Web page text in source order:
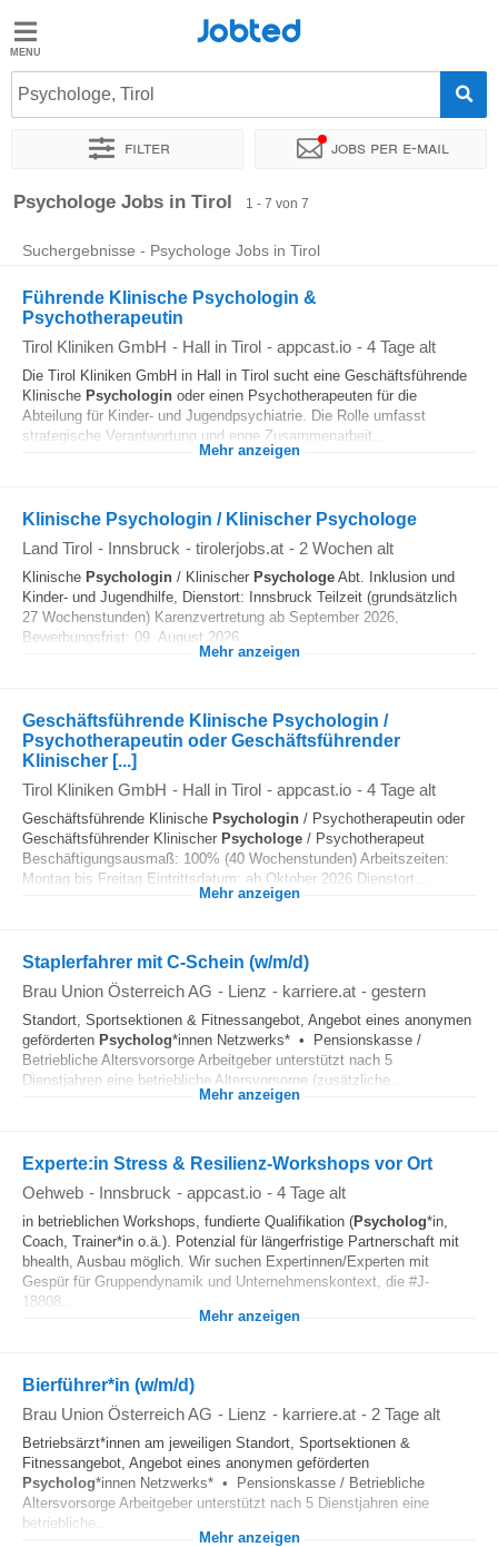
Jobted
Jobs
Jobted
Psychologe, Tirol
Filter Jobs per e-mail
Sortieren nach Unternehmen Zeitintensität
Psychologe Jobs in Tirol 1 - 7 von 7
Suchergebnisse - Psychologe Jobs in Tirol
Führende Klinische Psychologin &
Psychotherapeutin
Tirol Kliniken GmbH - Hall in Tirol - appcast.io - 4 Tage alt
Die Tirol Kliniken GmbH in Hall in Tirol sucht eine Geschäftsführende
Klinische Psychologin oder einen Psychotherapeuten für die
Abteilung für Kinder- und Jugendpsychiatrie. Die Rolle umfasst
strategische Verantwortung und enge Zusammenarbeit...
Mehr anzeigen
Klinische Psychologin / Klinischer Psychologe
Land Tirol - Innsbruck - tirolerjobs.at - 2 Wochen alt
Klinische Psychologin / Klinischer Psychologe Abt. Inklusion und
Kinder- und Jugendhilfe, Dienstort: Innsbruck Teilzeit (grundsätzlich
27 Wochenstunden) Karenzvertretung ab September 2026,
Bewerbungsfrist: 09. August 2026...
Mehr anzeigen
Geschäftsführende Klinische Psychologin /
Psychotherapeutin oder Geschäftsführender
Klinischer [...]
Tirol Kliniken GmbH - Hall in Tirol - appcast.io - 4 Tage alt
Geschäftsführende Klinische Psychologin / Psychotherapeutin oder
Geschäftsführender Klinischer Psychologe / Psychotherapeut
Beschäftigungsausmaß: 100% (40 Wochenstunden) Arbeitszeiten:
Montag bis Freitag Eintrittsdatum: ab Oktober 2026 Dienstort...
Mehr anzeigen
Staplerfahrer mit C-Schein (w/m/d)
Brau Union Österreich AG - Lienz - karriere.at - gestern
Standort, Sportsektionen & Fitnessangebot, Angebot eines anonymen
geförderten Psycholog*innen Netzwerks* • Pensionskasse /
Betriebliche Altersvorsorge Arbeitgeber unterstützt nach 5
Dienstjahren eine betriebliche Altersvorsorge (zusätzliche...
Mehr anzeigen
Experte:in Stress & Resilienz-Workshops vor Ort
Oehweb - Innsbruck - appcast.io - 4 Tage alt
in betrieblichen Workshops, fundierte Qualifikation (Psycholog*in,
Coach, Trainer*in o.ä.). Potenzial für längerfristige Partnerschaft mit
bhealth, Ausbau möglich. Wir suchen Expertinnen/Experten mit
Gespür für Gruppendynamik und Unternehmenskontext, die #J-
18808...
Mehr anzeigen
Bierführer*in (w/m/d)
Brau Union Österreich AG - Lienz - karriere.at - 2 Tage alt
Betriebsärzt*innen am jeweiligen Standort, Sportsektionen &
Fitnessangebot, Angebot eines anonymen geförderten
Psycholog*innen Netzwerks* • Pensionskasse / Betriebliche
Altersvorsorge Arbeitgeber unterstützt nach 5 Dienstjahren eine
betriebliche...
Mehr anzeigen